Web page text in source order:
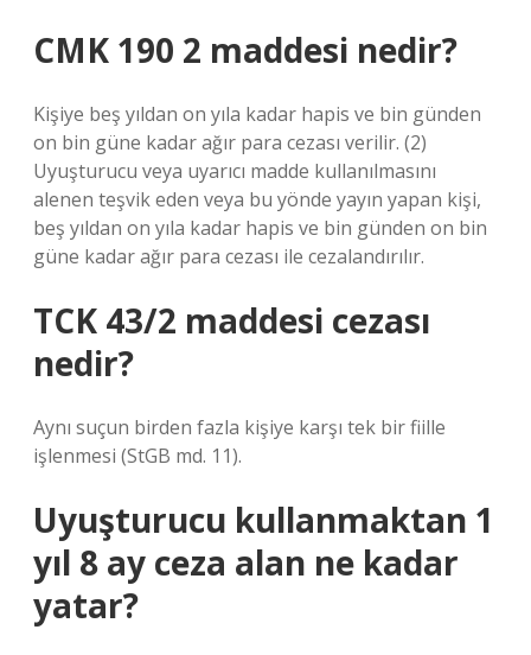
CMK 190 2 maddesi nedir?
Kişiye beş yıldan on yıla kadar hapis ve bin günden
on bin güne kadar ağır para cezası verilir. (2)
Uyuşturucu veya uyarıcı madde kullanılmasını
alenen teşvik eden veya bu yönde yayın yapan kişi,
beş yıldan on yıla kadar hapis ve bin günden on bin
güne kadar ağır para cezası ile cezalandırılır.
TCK 43/2 maddesi cezası
nedir?
Aynı suçun birden fazla kişiye karşı tek bir fiille
işlenmesi (StGB md. 11).
Uyuşturucu kullanmaktan 1
yıl 8 ay ceza alan ne kadar
yatar?